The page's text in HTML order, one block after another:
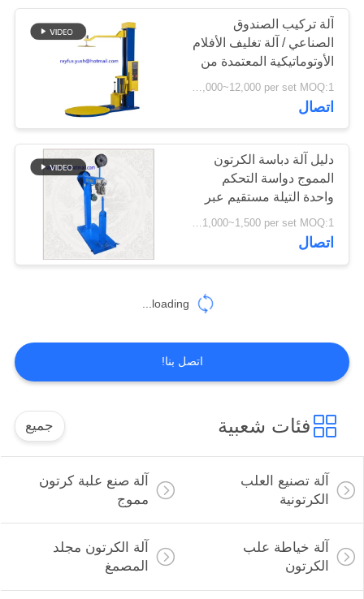
آلة تغليف الفلوت
12
آلة هداف المشقق
8
آلة التشقيب الدوارة
10
آلة تركيب الصندوق
الصناعي / آلة تغليف الأفلام
الأوتوماتيكية المعتمدة من
CE
USD 6,000~12,000 per set MOQ:1 مجموعة
اتصال
دليل آلة دباسة الكرتون
المموج دواسة التحكم
واحدة التيلة مستقيم عبر
منحرف
USD 1,000~1,500 per set MOQ:1 مجموعة
اتصال
loading...
اتصل بنا!
فئات شعبية جميع
آلة تصنيع العلب
الكرتونية
آلة صنع علبة كرتون
مموج
آلة خياطة علب
الكرتون
آلة الكرتون مجلد
المصمغ